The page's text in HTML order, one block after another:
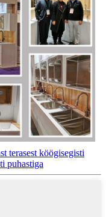
terasest köögisegisti
puhastiga